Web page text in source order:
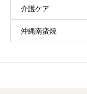
介護ケア
沖縄南蛮焼